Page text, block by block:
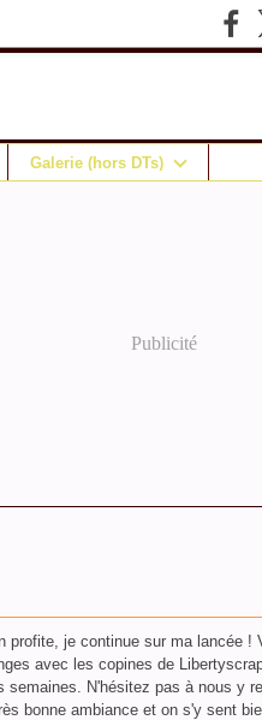
Galerie (hors DTs)
Publicité
profite, je continue sur ma lancée !
avec les copines de
semaines. N'hésitez pas à nous y
bonne ambiance et on s'y sent